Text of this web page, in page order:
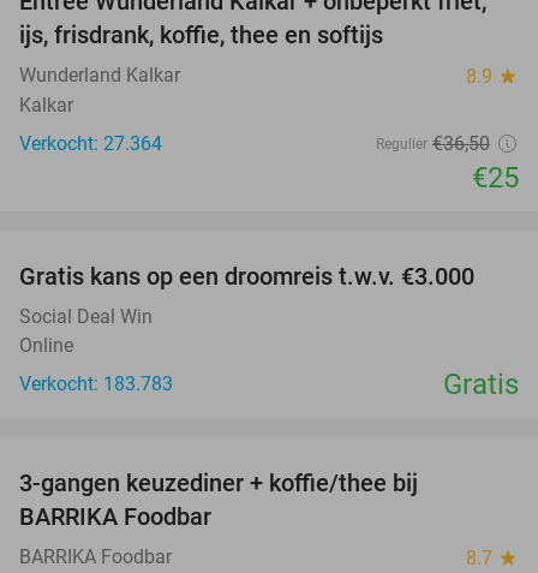
32%
ijs, frisdrank, koffie, thee en softijs
Wunderland Kalkar 8.9 star
Kalkar
Verkocht: 27.364
Regulier €36,50
€25
Gratis kans op een droomreis t.w.v. €3.000
Social Deal Win
Online
Verkocht: 183.783
Gratis
3-gangen keuzediner + koffie/thee bij
BARRIKA Foodbar
BARRIKA Foodbar 8.7 star